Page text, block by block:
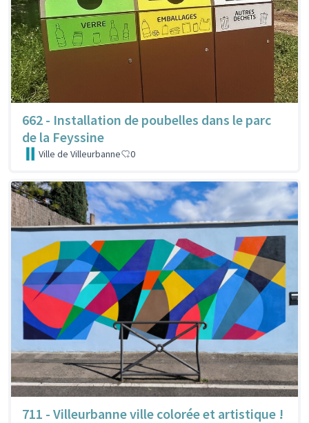
662 - Installation de poubelles dans le parc
de la Feyssine
Ville de Villeurbanne 0
711 - Villeurbanne ville colorée et artistique !